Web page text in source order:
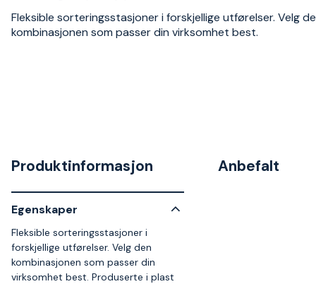
Fleksible sorteringsstasjoner i forskjellige utførelser. Velg
kombinasjonen som passer din virksomhet best.
Produktinformasjon
Egenskaper
Fleksible sorteringsstasjoner i
forskjellige utførelser. Velg den
kombinasjonen som passer din
virksomhet best. Produserte i plast
Anbefalt